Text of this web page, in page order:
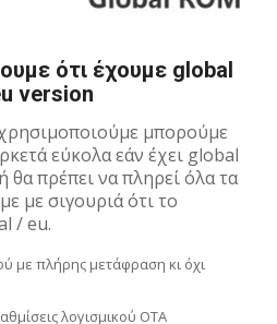
ότι έχουμε global
version
μπορούμε
εύκολα εάν έχει global
πρέπει να πληρεί όλα τα
με σιγουριά ότι το
/ eu.
με πλήρης μετάφραση κι όχι
λογισμικού OTA